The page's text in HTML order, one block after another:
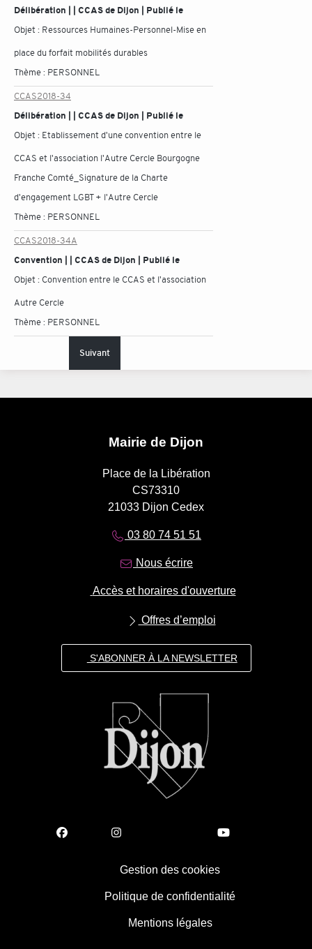
Délibération | | CCAS de Dijon | Publié le
Objet : Ressources Humaines-Personnel-Mise en
place du forfait mobilités durables
Thème : PERSONNEL
CCAS2018-34
Délibération | | CCAS de Dijon | Publié le
Objet : Etablissement d'une convention entre le
CCAS et l'association l'Autre Cercle Bourgogne
Franche Comté_Signature de la Charte
d'engagement LGBT + l'Autre Cercle
Thème : PERSONNEL
CCAS2018-34A
Convention | | CCAS de Dijon | Publié le
Objet : Convention entre le CCAS et l'association
Autre Cercle
Thème : PERSONNEL
Suivant
Mairie de Dijon
Place de la Libération
CS73310
21033 Dijon Cedex
03 80 74 51 51
Nous écrire
Accès et horaires d'ouverture
Offres d’emploi
S'ABONNER À LA NEWSLETTER
Gestion des cookies
Politique de confidentialité
Mentions légales